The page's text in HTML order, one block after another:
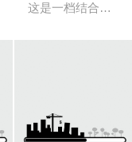
科研人员提供温暖饭
目方式是嘉宾和自己
这是一档结合音乐